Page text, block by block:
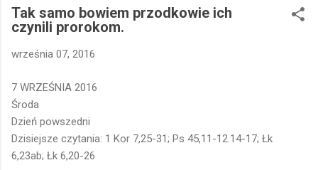
Tak samo bowiem przodkowie ich
czynili prorokom.
września 07, 2016
7 WRZEŚNIA 2016
Środa
Dzień powszedni
Dzisiejsze czytania: 1 Kor 7,25-31; Ps 45,11-12.14-17; Łk
6,23ab; Łk 6,20-26